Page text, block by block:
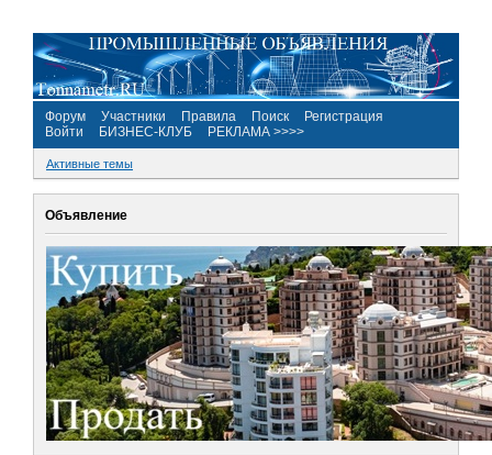
Форум Участники Правила Поиск
Регистрация
Войти
БИЗНЕС-КЛУБ РЕКЛАМА >>>>
Активные темы
Объявление